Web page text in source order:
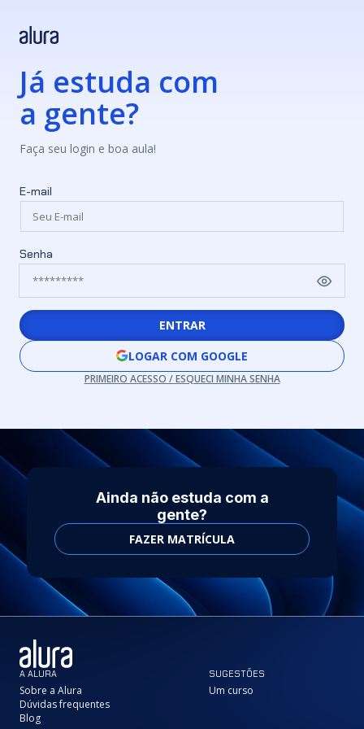
Já estuda com
a gente?
Faça seu login e boa aula!
E-mail
Senha
ENTRAR
LOGAR COM GOOGLE
PRIMEIRO ACESSO / ESQUECI MINHA SENHA
Ainda não estuda com a
gente?
FAZER MATRÍCULA
A ALURA
Sobre a Alura
Dúvidas frequentes
Blog
SUGESTÕES
Um curso